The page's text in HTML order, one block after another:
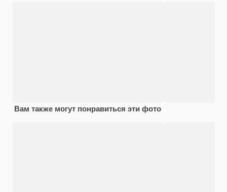
Вам также могут понравиться эти фото